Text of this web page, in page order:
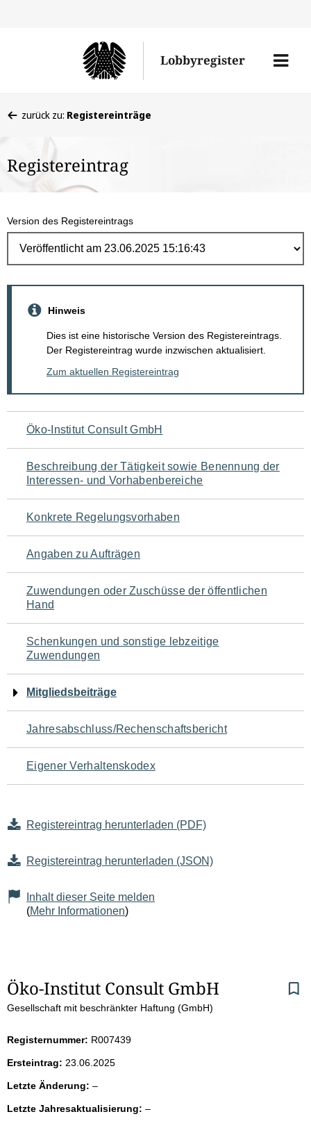
Lobbyregister
Menü
befinden
hier:
zurück zu: Registereinträge
Registereintrag
Version des Registereintrags
Hinweis
Dies ist eine historische Version des Registereintrags.
Der Registereintrag wurde inzwischen aktualisiert.
Zum aktuellen Registereintrag
Navigation
für
den
Seiteninhalt
Öko-Institut Consult GmbH
Beschreibung der Tätigkeit sowie Benennung der
Interessen- und Vorhabenbereiche
Konkrete Regelungsvorhaben
Angaben zu Aufträgen
Zuwendungen oder Zuschüsse der öffentlichen
Hand
Schenkungen und sonstige lebzeitige
Zuwendungen
Mitgliedsbeiträge
Jahresabschluss/Rechenschaftsbericht
Eigener Verhaltenskodex
Registereintrag herunterladen (PDF)
Registereintrag herunterladen (JSON)
Inhalt dieser Seite melden
(Mehr Informationen)
S
e
i
t
e
Öko-Institut Consult GmbH
Gesellschaft mit beschränkter Haftung (GmbH)
Registernummer: R007439
Ersteintrag: 23.06.2025
Letzte Änderung: –l
e
Letzte Jahresaktualisierung: –l